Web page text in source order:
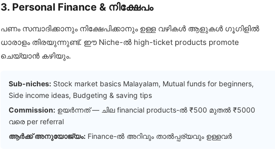
3. Personal Finance & നിക്ഷേപം
പണം സമ്പാദിക്കാനും നിക്ഷേപിക്കാനും ഉള്ള വഴികൾ ആളുകൾ ഗൂഗിളിൽ
ധാരാളം തിരയുന്നുണ്ട്. ഈ Niche-ൽ high-ticket products promote
ചെയ്യാൻ കഴിയും.
Sub-niches: Stock market basics Malayalam, Mutual funds for beginners,
Side income ideas, Budgeting & saving tips
Commission: ഉയർന്നത് — ചില financial products-ൽ ₹500 മുതൽ ₹5000
വരെ per referral
ആർക്ക് അനുയോജ്യം: Finance-ൽ അറിവും താൽപ്പര്യവും ഉള്ളവർ